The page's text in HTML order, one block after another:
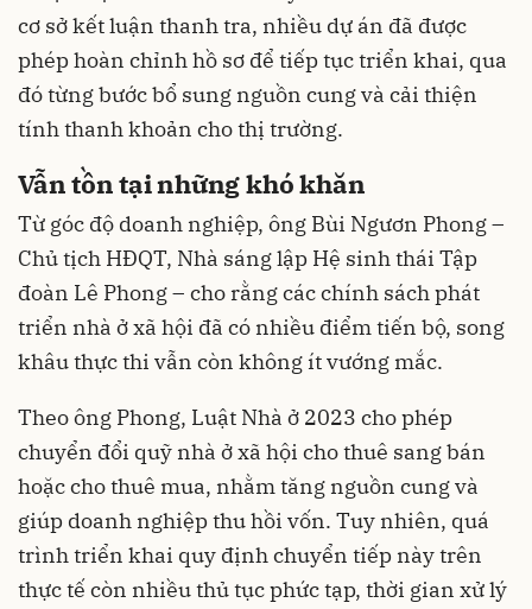
cơ sở kết luận thanh tra, nhiều dự án đã được
phép hoàn chỉnh hồ sơ để tiếp tục triển khai, qua
đó từng bước bổ sung nguồn cung và cải thiện
tính thanh khoản cho thị trường.
Vẫn tồn tại những khó khăn
Từ góc độ doanh nghiệp, ông Bùi Ngươn Phong –
Chủ tịch HĐQT, Nhà sáng lập Hệ sinh thái Tập
đoàn Lê Phong – cho rằng các chính sách phát
triển nhà ở xã hội đã có nhiều điểm tiến bộ, song
khâu thực thi vẫn còn không ít vướng mắc.
Theo ông Phong, Luật Nhà ở 2023 cho phép
chuyển đổi quỹ nhà ở xã hội cho thuê sang bán
hoặc cho thuê mua, nhằm tăng nguồn cung và
giúp doanh nghiệp thu hồi vốn. Tuy nhiên, quá
trình triển khai quy định chuyển tiếp này trên
thực tế còn nhiều thủ tục phức tạp, thời gian xử lý